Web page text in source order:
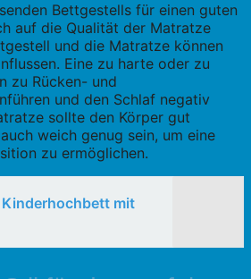
Bettgestells für einen guten
auf die Qualität der Matratze
und die Matratze können
Eine zu harte oder zu
zu Rücken- und
und den Schlaf negativ
sollte den Körper gut
weich genug sein, um eine
zu ermöglichen.
Kinderhochbett mit